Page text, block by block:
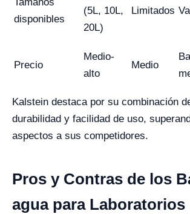
disponibles
(5L, 10L,
20L)
Limitados
Precio
Medio-
alto
Medio
Kalstein destaca por su combinación
durabilidad y facilidad de uso,
aspectos a sus competidores.
Pros y Contras de los
agua para Laboratorios